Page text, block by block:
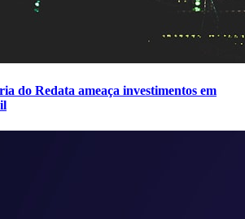
do Redata ameaça investimentos em